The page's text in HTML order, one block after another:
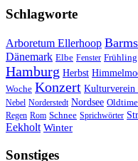
Schlagworte
Arboretum Ellerhoop
Dänemark Elbe Fenster Frühling
Hamburg Herbst
Woche Konzert
Nebel Norderstedt Nordsee
Regen Rom Schnee Sprichwörter
Eekholt Winter
Sonstiges